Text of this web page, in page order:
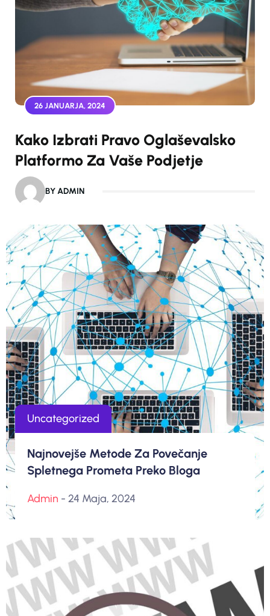
26 JANUARJA, 2024
Kako Izbrati Pravo Oglaševalsko
Platformo Za Vaše Podjetje
BY ADMIN
Uncategorized
Najnovejše Metode Za Povečanje
Spletnega Prometa Preko Bloga
Admin - 24 Maja, 2024